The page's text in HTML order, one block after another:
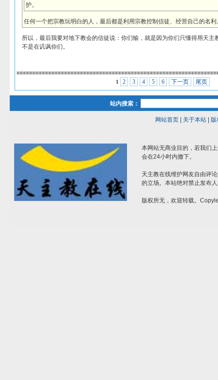
护。
任何一个把宗教玩明白的人，最后都是利用宗教控制信徒、经营自己的名
所以，最后我要对地下教会的信徒说：你们输，就是因为你们只懂得用天主
不是在讥讽你们。
1 2 3 4 5 6 下一页 尾页
站内搜索：
网站首页| 关于本站| 版
本网站无商业目的，若我们
会在24小时内撤下。
天主教在线维护网友自由评
的立场。本站绝对禁止发布
版权所无，欢迎转载。